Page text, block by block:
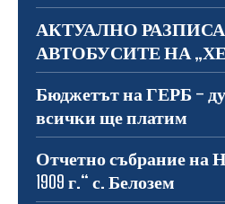
АКТУАЛНО
АВТОБУСИТЕ НА
Бюджетът на ГЕРБ –
всички ще платим
Отчетно събрание на
1909 г.“ с. Белозем